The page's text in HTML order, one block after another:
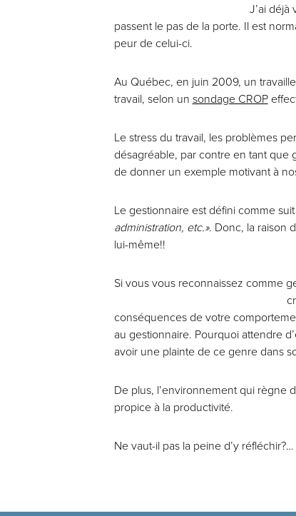
J’ai déjà
passent le pas de la porte. Il est
peur de celui-ci.
Au Québec, en juin 2009, un
travail, selon un sondage CROP
Le stress du travail, les problèmes
désagréable, par contre en tant que
de donner un exemple motivant à
Le gestionnaire est défini comme
administration, etc.». Donc, la raison
lui-même!!
Si vous vous reconnaissez comme
conséquences de votre
au gestionnaire. Pourquoi attendre
avoir une plainte de ce genre dans
De plus, l’environnement qui règne
propice à la productivité.
Ne vaut-il pas la peine d’y réfléchir?…